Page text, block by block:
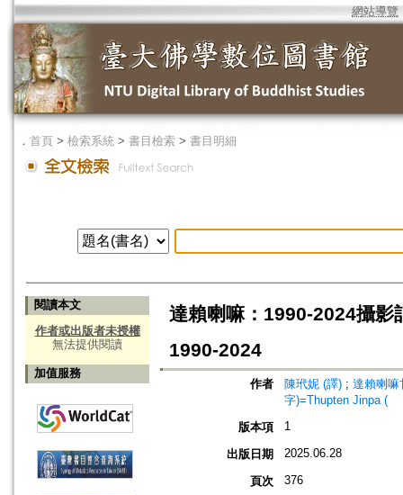
網站導覽
． 首頁 > 檢索系統 > 書目檢索 > 書目明細
閱讀本文
作者或出版者未授權
無法提供閱讀
加值服務
達賴喇嘛：1990-2024攝
1990-2024
作者 陳玳妮 (譯) ; 達賴喇嘛
字)=Thupten Jinpa
版本項
1
出版日期 2025.06.28
頁次 376